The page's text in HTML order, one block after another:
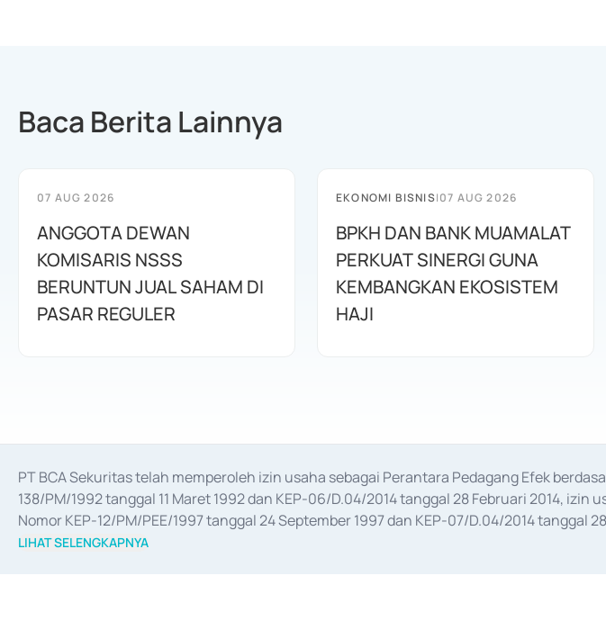
Baca Berita Lainnya
07 AUG 2026
ANGGOTA DEWAN
KOMISARIS NSSS
BERUNTUN JUAL SAHAM DI
PASAR REGULER
EKONOMI BISNIS|07 AUG 2026
BPKH DAN BANK MUAMALAT
PERKUAT SINERGI GUNA
KEMBANGKAN EKOSISTEM
HAJI
PT BCA Sekuritas telah memperoleh izin usaha sebagai Perantara Pedagang Efek
138/PM/1992 tanggal 11 Maret 1992 dan KEP-06/D.04/2014 tanggal 28 Februari 2014,
Nomor KEP-12/PM/PEE/1997 tanggal 24 September 1997 dan KEP-07/D.04/2014 tanggal
merger, akuisisi, divestasi, dan
LIHAT SELENGKAPNYA